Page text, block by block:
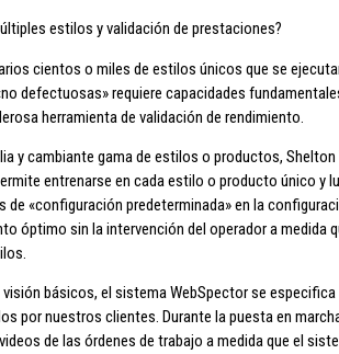
estilos y validación de prestaciones?
cientos o miles de estilos únicos que se
defectuosas» requiere capacidades
herramienta de validación de rendimiento.
y cambiante gama de estilos o productos,
entrenarse en cada estilo o producto único y
«configuración predeterminada» en la
óptimo sin la intervención del operador a medida
básicos, el sistema WebSpector se
por nuestros clientes. Durante la puesta en
de las órdenes de trabajo a medida que el